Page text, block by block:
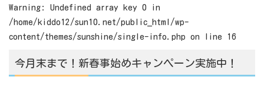
カウンセリング
料金表
アクセス
Warning : Undefined array key 0 in
/home/kiddo12/sun10.net/public_html/wp-
content/themes/sunshine/single-info.php on line 16
今月末まで！新春事始めキャンペーン実施中！